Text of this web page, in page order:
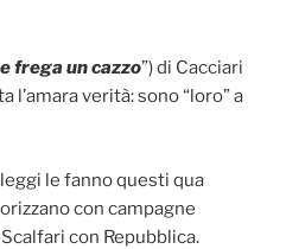
frega un cazzo”) di Cacciari
l’amara verità: sono “loro” a
le fanno questi qua
con campagne
con Repubblica.